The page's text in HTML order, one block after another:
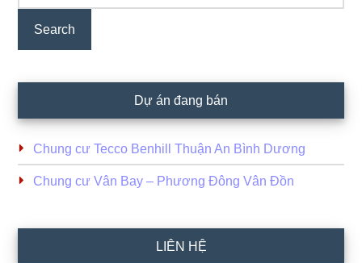
Dự án đang bán
Chung cư Tecco Benhill Thuận An Bình Dương
Chung cư Vân Bay – Phương Đông Vân Đồn
LIÊN HỆ